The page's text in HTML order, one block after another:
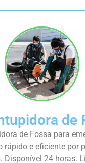
de
de Fossa para
rápido e eficiente por
Disponível 24 horas.